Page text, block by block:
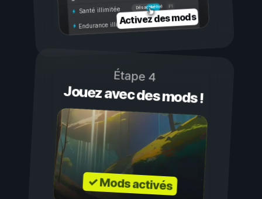
Activé
Désactivé
Santé illimitée
Endurance illimitéeActivez des mods
Étape 4
Jouez avec des mods !
✓ Mods activés